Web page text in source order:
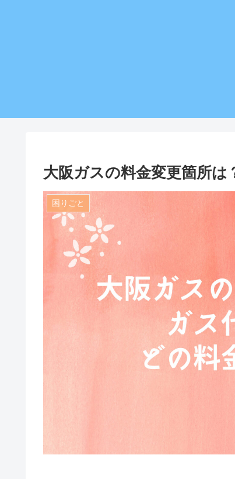
大阪ガスの料金変更箇所は
困りごと